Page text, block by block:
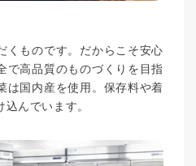
くものです。だからこそ安心
で高品質のものづくりを目指
は国内産を使用。保存料や着
んでいます。